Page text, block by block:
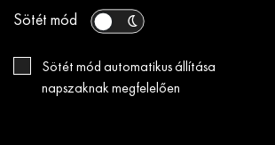
Sötét mód
Sötét mód automatikus állítása
napszaknak megfelelően